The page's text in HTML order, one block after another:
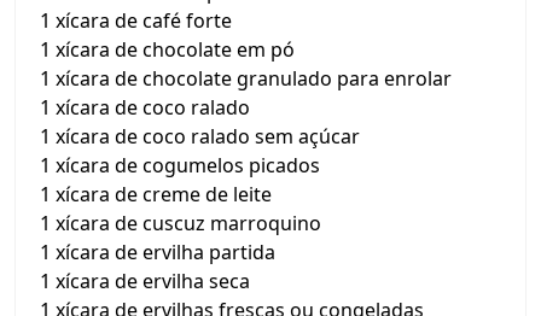
1 xícara de café forte
1 xícara de chocolate em pó
1 xícara de chocolate granulado para enrolar
1 xícara de coco ralado
1 xícara de coco ralado sem açúcar
1 xícara de cogumelos picados
1 xícara de creme de leite
1 xícara de cuscuz marroquino
1 xícara de ervilha partida
1 xícara de ervilha seca
1 xícara de ervilhas frescas ou congeladas